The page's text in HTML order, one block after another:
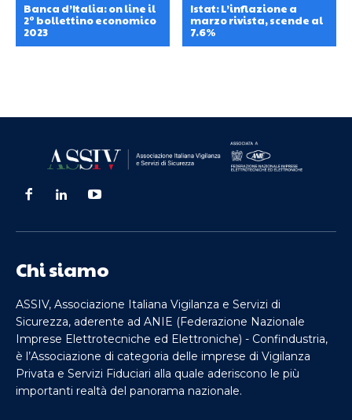
Banca d’Italia: on line il
2° bollettino economico
2023
Istat: L’inflazione a
marzo rivista, scende al
7.6%
Chi siamo
ASSIV, Associazione Italiana Vigilanza e Servizi di
Sicurezza, aderente ad ANIE (Federazione Nazionale
Imprese Elettrotecniche ed Elettroniche) - Confindustria,
è l’Associazione di categoria delle imprese di Vigilanza
Privata e Servizi Fiduciari alla quale aderiscono le più
importanti realtà del panorama nazionale.